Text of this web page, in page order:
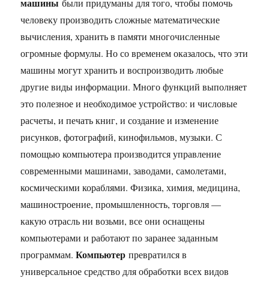
машины были придуманы для того, чтобы помочь
человеку производить сложные математические
вычисления, хранить в памяти многочисленные
огромные формулы. Но со временем оказалось, что эти
машины могут хранить и воспроизводить любые
другие виды информации. Много функций выполняет
это полезное и необходимое устройство: и числовые
расчеты, и печать книг, и создание и изменение
рисунков, фотографий, кинофильмов, музыки. С
помощью компьютера производится управление
современными машинами, заводами, самолетами,
космическими кораблями. Физика, химия, медицина,
машиностроение, промышленность, торговля —
какую отрасль ни возьми, все они оснащены
компьютерами и работают по заранее заданным
программам.Компьютерпревратился в
универсальное средство для обработки всех видов